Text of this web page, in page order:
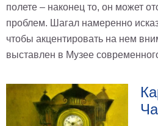
полете – наконец то, он может
проблем. Шагал намеренно
чтобы акцентировать на нем
выставлен в Музее